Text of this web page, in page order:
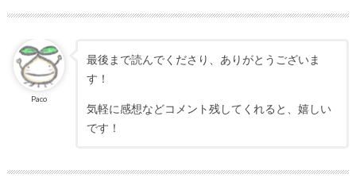
Paco
最後まで読んでくださり、ありがとうございま
す！
気軽に感想などコメント残してくれると、嬉しい
です！